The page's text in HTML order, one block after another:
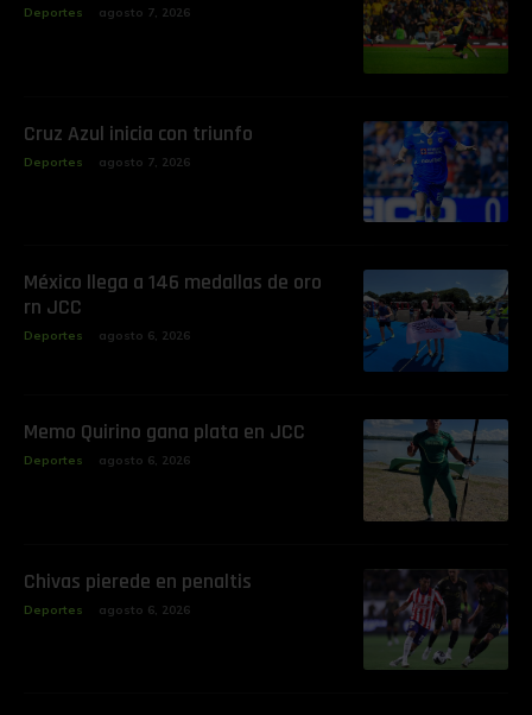
Deportes agosto 7, 2026
Cruz Azul inicia con triunfo
Deportes agosto 7, 2026
México llega a 146 medallas de oro
rn JCC
Deportes agosto 6, 2026
Memo Quirino gana plata en JCC
Deportes agosto 6, 2026
Chivas pierede en penaltis
Deportes agosto 6, 2026